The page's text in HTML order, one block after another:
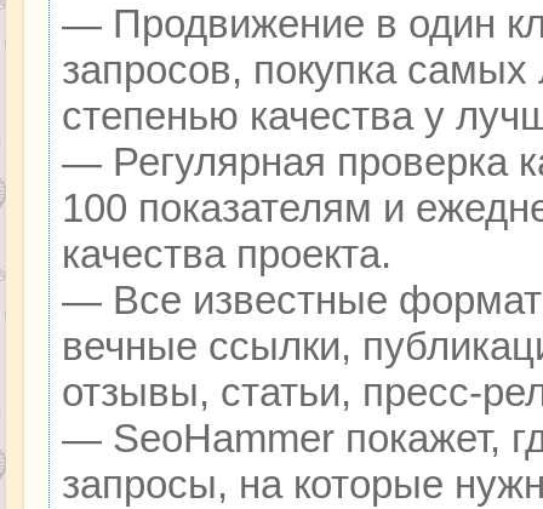
— Продвижение в один
запросов, покупка
степенью качества у
— Регулярная проверка
100 показателям и
качества проекта.
— Все известные
вечные ссылки,
отзывы, статьи, пресс-
— SeoHammer покажет,
запросы, на которые